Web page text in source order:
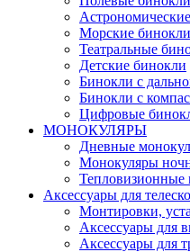
Морские бинокли
Театральные
Детские бинокли
Бинокли с
Бинокли с
Цифровые
МОНОКУЛЯРЫ
Дневные
Монокуляры
Тепловизионные
Аксессуары для
Монтировки,
Аксессуары для
Аксессуары для